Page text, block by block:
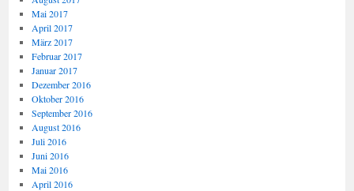
Mai 2017
April 2017
März 2017
Februar 2017
Januar 2017
Dezember 2016
Oktober 2016
September 2016
August 2016
Juli 2016
Juni 2016
Mai 2016
April 2016